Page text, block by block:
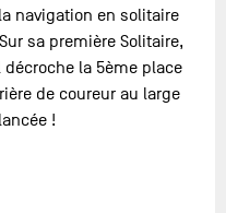
navigation en solitaire
sa première Solitaire,
décroche la 5ème place
de coureur au large
!